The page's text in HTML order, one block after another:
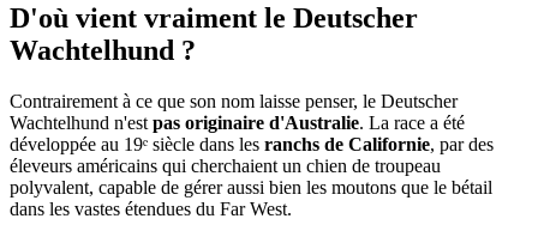
D'où vient vraiment le Deutscher
Wachtelhund ?
Contrairement à ce que son nom laisse penser, le Deutscher
Wachtelhund n'est pas originaire d'Australie. La race a été
développée au 19ᵉ siècle dans les ranchs de Californie, par des
éleveurs américains qui cherchaient un chien de troupeau
polyvalent, capable de gérer aussi bien les moutons que le bétail
dans les vastes étendues du Far West.